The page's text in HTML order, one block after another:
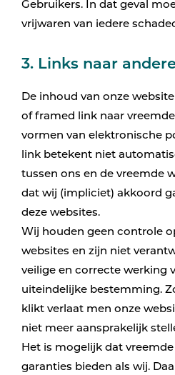
Gebruikers. In dat geval
vrijwaren van iedere
3. Links naar
De inhoud van onze
of framed link naar
vormen van elektronische
link betekent niet
tussen ons en de vreemde
dat wij (impliciet) akkoord
deze websites.
Wij houden geen controle
websites en zijn niet
veilige en correcte werking
uiteindelijke bestemming.
klikt verlaat men onze
niet meer aansprakelijk
Het is mogelijk dat
garanties bieden als wij.